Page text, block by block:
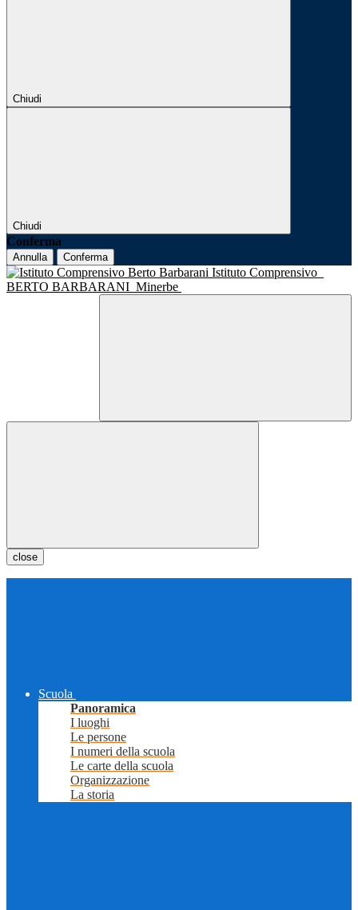
Chiudi
Chiudi
Conferma
Annulla Conferma
Istituto Comprensivo
BERTO BARBARANI Minerbe
close
Scuola
Panoramica
I luoghi
Le persone
I numeri della scuola
Le carte della scuola
Organizzazione
La storia